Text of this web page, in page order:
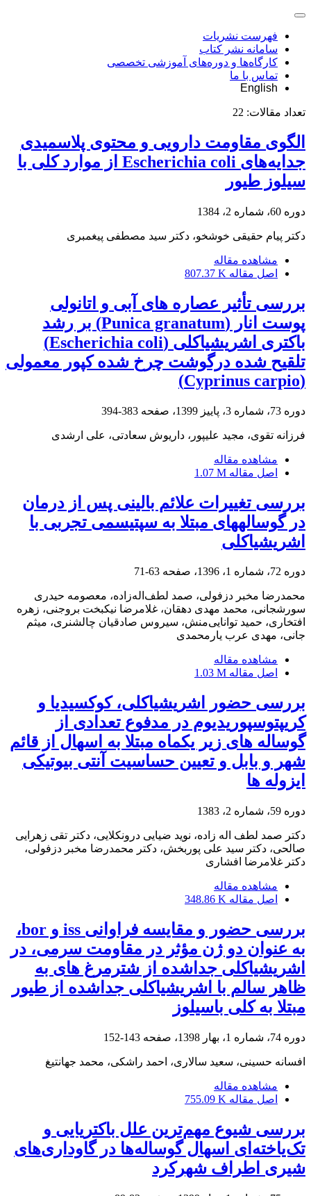
فهرست نشریات
سامانه نشر کتاب
کارگاه‌ها و دوره‌های آموزشی تخصصی
تماس با ما
English
تعداد مقالات: 22
الگوی مقاومت دارویی و محتوی پلاسمیدی
جدایه‌های Escherichia coli از موارد کلی با
سیلوز طیور
دوره 60، شماره 2، 1384
دکتر پیام حقیقی خوشخو، دکتر سید مصطفی پیغمبری
مشاهده مقاله
اصل مقاله 807.37 K
بررسی تأثیر عصاره های آبی و اتانولی
پوست انار (Punica granatum) بر رشد
باکتری اشریشیاکلی (Escherichia coli)
تلقیح شده درگوشت چرخ شده کپور معمولی
(Cyprinus carpio)
دوره 73، شماره 3، پاییز 1399، صفحه 383-394
فرزانه تقوی، مجید علیپور، داریوش سعادتی، علی ارشدی
مشاهده مقاله
اصل مقاله 1.07 M
بررسی تغییرات علائم بالینی پس از درمان
در گوسالههای مبتلا به سپتیسمی تجربی با
اشریشیاکلی
دوره 72، شماره 1، 1396، صفحه 63-71
محمدرضا مخبر دزفولی، صمد لطف‌اله‌زاده، معصومه حیدری
سورشجانی، محمد مهدی دهقان، غلامرضا نیکبخت بروجنی، زهره
افتخاری، حمید توانایی‌منش، سیروس صادقیان چالشنری، میثم
جانی، مهدی عرب یارمحمدی
مشاهده مقاله
اصل مقاله 1.03 M
بررسی حضور اشریشیاکلی، کوکسیدیا و
کریپتوسپوریدیوم در مدفوع تعدادی از
گوساله های زیر یکماه مبتلا به اسهال از قائم
شهر و بابل و تعیین حساسیت آنتی بیوتیکی
ایزوله ها
دوره 59، شماره 2، 1383
دکتر صمد لطف اله زاده، نوید ضیایی درونکلایی، دکتر تقی زهرایی
صالحی، دکتر سید علی پوربخش، دکتر محمدرضا مخبر دزفولی،
دکتر غلامرضا افشاری
مشاهده مقاله
اصل مقاله 348.86 K
بررسی حضور و مقایسه فراوانی iss و bor،
به عنوان دو ژن مؤثر در مقاومت سرمی، در
اشریشیاکلی جداشده از شترمرغ های به
ظاهر سالم با اشریشیاکلی جداشده از طیور
مبتلا به کلی باسیلوز
دوره 74، شماره 1، بهار 1398، صفحه 143-152
افسانه حسینی، سعید سالاری، احمد راشکی، محمد جهانتیغ
مشاهده مقاله
اصل مقاله 755.09 K
بررسی شیوع مهم‌ترین علل باکتریایی و
تک‌یاخته‌ای اسهال گوساله‌ها در گاوداری‌های
شیری اطراف شهرکرد